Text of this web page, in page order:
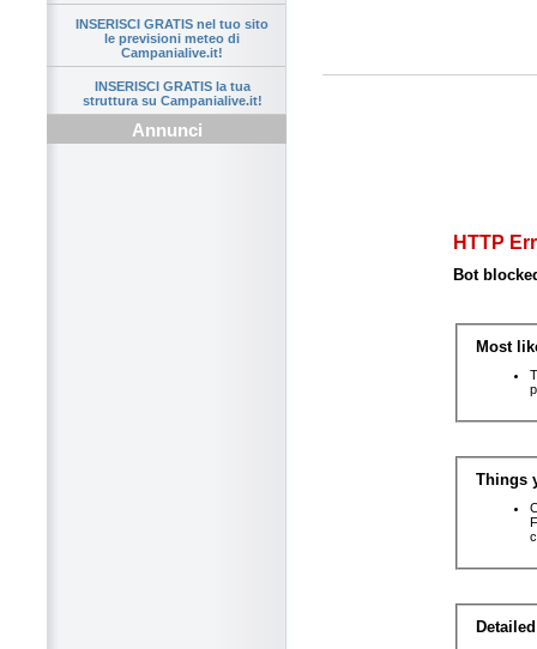
INSERISCI GRATIS nel tuo sito
le previsioni meteo di
Campanialive.it!
INSERISCI GRATIS la tua
struttura su Campanialive.it!
Annunci